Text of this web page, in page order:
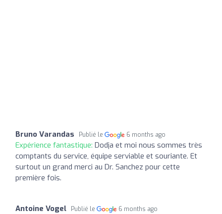
Bruno Varandas Publié le 6 months ago
Expérience fantastique: Dodja et moi nous sommes très
comptants du service, équipe serviable et souriante. Et
surtout un grand merci au Dr. Sanchez pour cette
première fois.
Antoine Vogel Publié le 6 months ago